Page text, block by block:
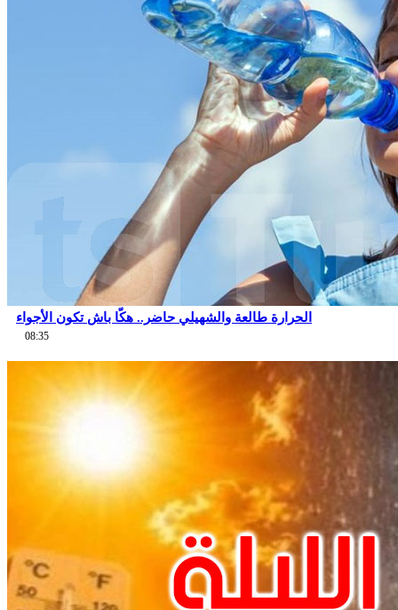
الحرارة طالعة والشهيلي حاضر.. هكّا باش تكون الأجواء
08:35